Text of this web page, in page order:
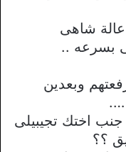
شاهى
بسرعه ..
وبعدين
….
جنب اختك تجيبيلى
؟؟